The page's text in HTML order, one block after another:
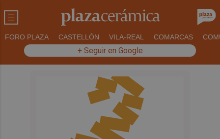
FORO PLAZA CASTELLÓN VILA-REAL COMARCAS
+ Seguir en Google